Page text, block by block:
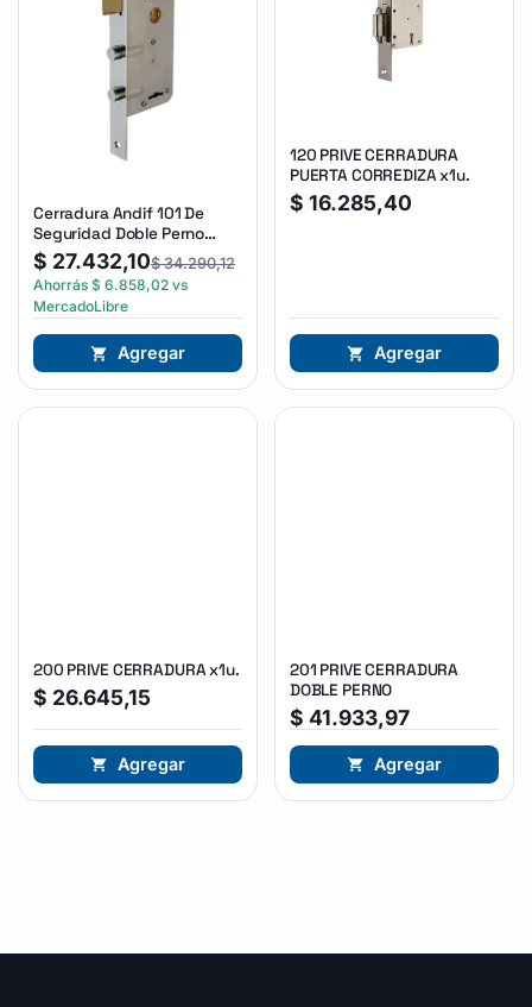
Cerradura Andif 101 De
Seguridad Doble Perno
Reforzada Plateado
$ 27.432,10$34.290,12
Ahorrás $ 6.858,02 vs
MercadoLibre
Agregar
120 PRIVE CERRADURA
PUERTA CORREDIZA x1u.
$ 16.285,40
Agregar
200 PRIVE CERRADURA x1u.
$ 26.645,15
Agregar
201 PRIVE CERRADURA
DOBLE PERNO
$ 41.933,97
Agregar